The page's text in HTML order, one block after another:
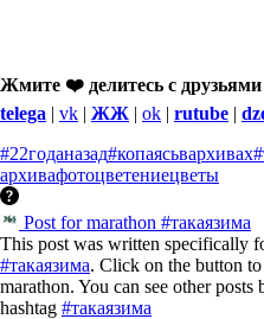
Жмите ❤️ делитесь с друзьями
telega | vk | ЖЖ | ok | rutube |
#22годаназад#копаясьвархивах
архивафотоцветениецветы
Post for marathon #такаязима
This post was written specifically
#такаязима. Click on the button
marathon. You can see other
hashtag #такаязима